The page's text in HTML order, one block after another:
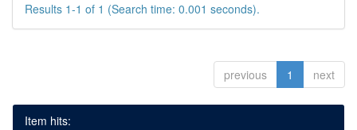
Results 1-1 of 1 (Search time: 0.001 seconds).
previous 1 next
Item hits: